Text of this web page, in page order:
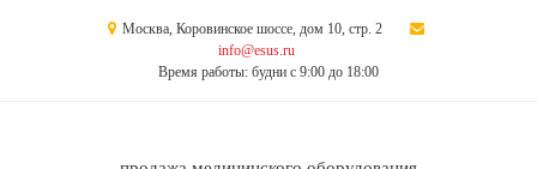
Москва, Коровинское шоссе, дом 10, стр. 2
info@esus.ru
Время работы: будни с 9:00 до 18:00